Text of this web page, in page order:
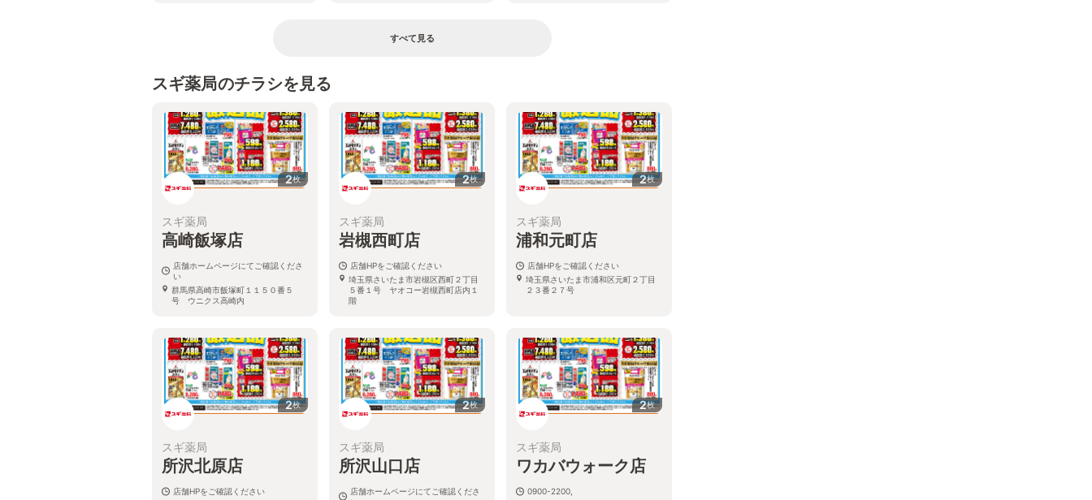
すべて見る
スギ薬局のチラシを見る
2枚
スギ薬局
高崎飯塚店
店舗ホームページにてご確認くださ
い
群馬県高崎市飯塚町１１５０番５
号 ウニクス高崎内
2枚
スギ薬局
岩槻西町店
店舗HPをご確認ください
埼玉県さいたま市岩槻区西町２丁目
５番１号 ヤオコー岩槻西町店内１
階
2枚
スギ薬局
浦和元町店
店舗HPをご確認ください
埼玉県さいたま市浦和区元町２丁目
２３番２７号
2枚
スギ薬局
所沢北原店
店舗HPをご確認ください
2枚
スギ薬局
所沢山口店
店舗ホームページにてご確認くださ
2枚
スギ薬局
ワカバウォーク店
0900-2200,